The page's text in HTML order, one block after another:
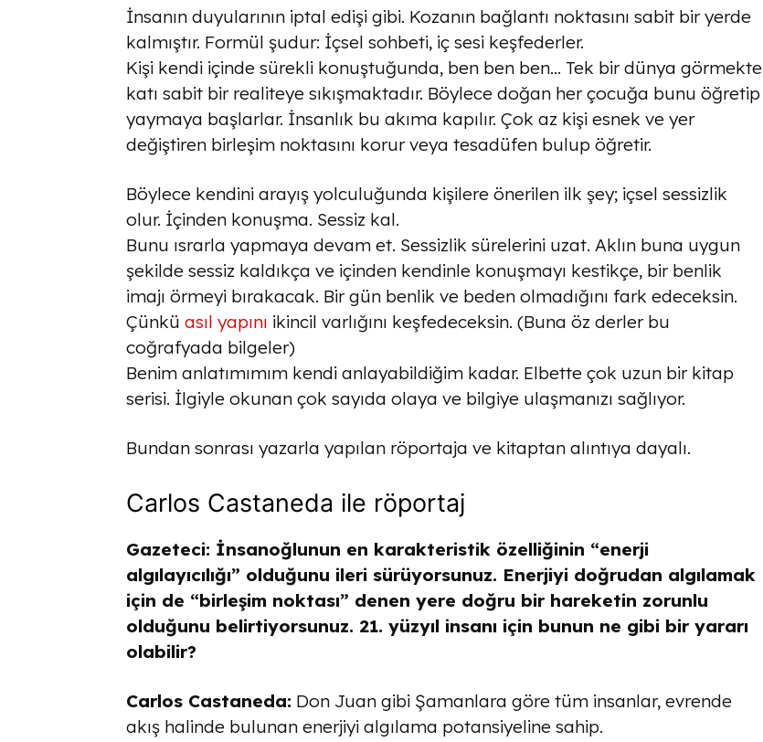
İnsanın duyularının iptal edişi gibi. Kozanın bağlantı noktasını sabit bir yerde
kalmıştır. Formül şudur: İçsel sohbeti, iç sesi keşfederler.
Kişi kendi içinde sürekli konuştuğunda, ben ben ben… Tek bir dünya görmekte
katı sabit bir realiteye sıkışmaktadır. Böylece doğan her çocuğa bunu öğretip
yaymaya başlarlar. İnsanlık bu akıma kapılır. Çok az kişi esnek ve yer
değiştiren birleşim noktasını korur veya tesadüfen bulup öğretir.
Böylece kendini arayış yolculuğunda kişilere önerilen ilk şey; içsel sessizlik
olur. İçinden konuşma. Sessiz kal.
Bunu ısrarla yapmaya devam et. Sessizlik sürelerini uzat. Aklın buna uygun
şekilde sessiz kaldıkça ve içinden kendinle konuşmayı kestikçe, bir benlik
imajı örmeyi bırakacak. Bir gün benlik ve beden olmadığını fark edeceksin.
Çünkü asıl yapını ikincil varlığını keşfedeceksin. (Buna öz derler bu
coğrafyada bilgeler)
Benim anlatımımım kendi anlayabildiğim kadar. Elbette çok uzun bir kitap
serisi. İlgiyle okunan çok sayıda olaya ve bilgiye ulaşmanızı sağlıyor.
Bundan sonrası yazarla yapılan röportaja ve kitaptan alıntıya dayalı.
Carlos Castaneda ile röportaj
Gazeteci: İnsanoğlunun en karakteristik özelliğinin “enerji
algılayıcılığı” olduğunu ileri sürüyorsunuz. Enerjiyi doğrudan algılamak
için de “birleşim noktası” denen yere doğru bir hareketin zorunlu
olduğunu belirtiyorsunuz. 21. yüzyıl insanı için bunun ne gibi bir yararı
olabilir?
Carlos Castaneda: Don Juan gibi Şamanlara göre tüm insanlar, evrende
akış halinde bulunan enerjiyi algılama potansiyeline sahip.